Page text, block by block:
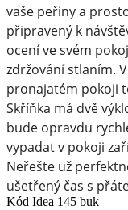
vaše peřiny a
připravený k
ocení ve svém
zdržování stlaním.
pronajatém pokoji
Skříňka má dvě
bude opravdu
vypadat v pokoji
Neřešte už
ušetřený čas s
Kód Idea 145 buk